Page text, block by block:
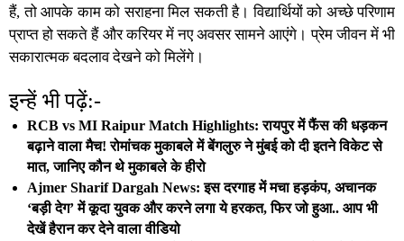
हैं, तो आपके काम को सराहना मिल सकती है। विद्यार्थियों को अच्छे परिणाम
प्राप्त हो सकते हैं और करियर में नए अवसर सामने आएंगे। प्रेम जीवन में भी
सकारात्मक बदलाव देखने को मिलेंगे।
इन्हें भी पढ़ें:-
RCB vs MI Raipur Match Highlights: रायपुर में फैंस की धड़कन
बढ़ाने वाला मैच! रोमांचक मुकाबले में बेंगलुरु ने मुंबई को दी इतने विकेट से
मात, जानिए कौन थे मुकाबले के हीरो
Ajmer Sharif Dargah News: इस दरगाह में मचा हड़कंप, अचानक
‘बड़ी देग’ में कूदा युवक और करने लगा ये हरकत, फिर जो हुआ.. आप भी
देखें हैरान कर देने वाला वीडियो